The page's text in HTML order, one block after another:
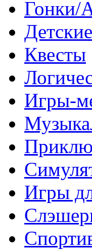
Гонки/
Квесты
Игры-
Игры